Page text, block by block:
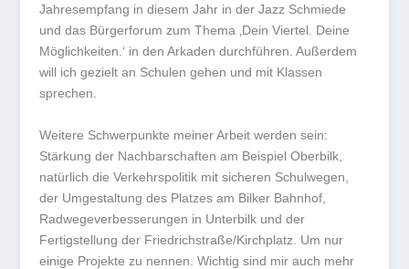
Jahresempfang in diesem Jahr in der Jazz Schmiede
und das Bürgerforum zum Thema ‚Dein Viertel. Deine
Möglichkeiten.‘ in den Arkaden durchführen. Außerdem
will ich gezielt an Schulen gehen und mit Klassen
sprechen.
Weitere Schwerpunkte meiner Arbeit werden sein:
Stärkung der Nachbarschaften am Beispiel Oberbilk,
natürlich die Verkehrspolitik mit sicheren Schulwegen,
der Umgestaltung des Platzes am Bilker Bahnhof,
Radwegeverbesserungen in Unterbilk und der
Fertigstellung der Friedrichstraße/Kirchplatz. Um nur
einige Projekte zu nennen. Wichtig sind mir auch mehr